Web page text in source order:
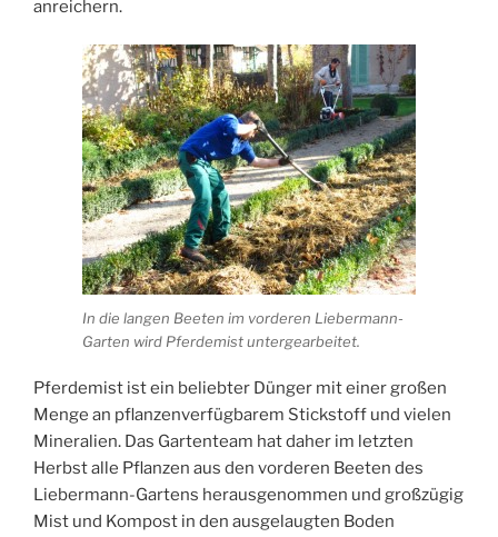
anreichern.
In die langen Beeten im vorderen Liebermann-
Garten wird Pferdemist untergearbeitet.
Pferdemist ist ein beliebter Dünger mit einer großen
Menge an pflanzenverfügbarem Stickstoff und vielen
Mineralien. Das Gartenteam hat daher im letzten
Herbst alle Pflanzen aus den vorderen Beeten des
Liebermann-Gartens herausgenommen und großzügig
Mist und Kompost in den ausgelaugten Boden